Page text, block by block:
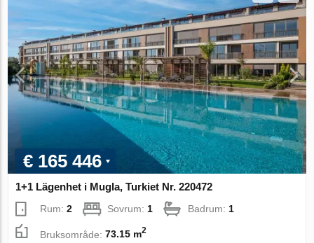
€ 165 446
1+1 Lägenhet i Mugla, Turkiet Nr. 220472
Rum:2 Sovrum: 1 Badrum: 1
Bruksområde:73.15 m2